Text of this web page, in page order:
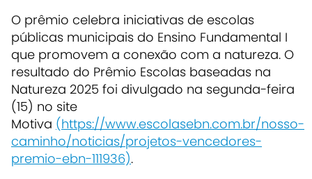
O prêmio celebra iniciativas de escolas
públicas municipais do Ensino Fundamental I
que promovem a conexão com a natureza. O
resultado do Prêmio Escolas baseadas na
Natureza 2025 foi divulgado na segunda-feira
(15) no site
Motiva (https://www.escolasebn.com.br/nosso-
caminho/noticias/projetos-vencedores-
premio-ebn-111936).